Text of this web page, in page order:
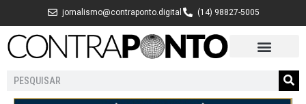
para
jornalismo@contraponto.digital (14) 98827-5005
Pesquisar